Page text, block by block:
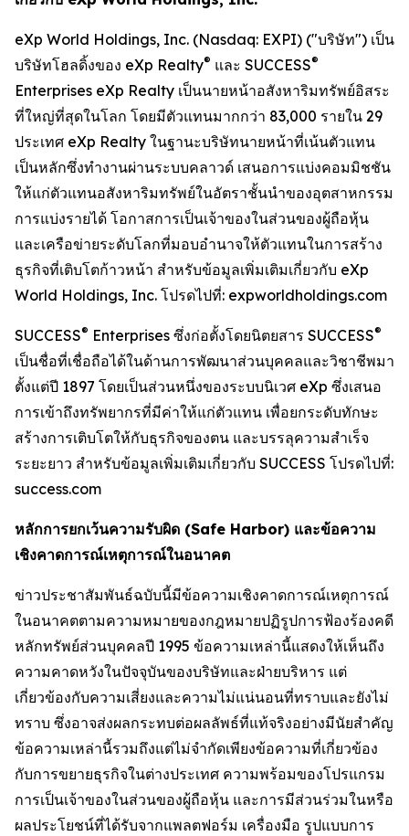
eXp World Holdings, Inc. (Nasdaq: EXPI) ("บริษัท") เป็น
บริษัทโฮลดิ้งของ eXp Realty® และ SUCCESS®
Enterprises eXp Realty เป็นนายหน้าอสังหาริมทรัพย์อิสระ
ที่ใหญ่ที่สุดในโลก โดยมีตัวแทนมากกว่า 83,000 รายใน 29
ประเทศ eXp Realty ในฐานะบริษัทนายหน้าที่เน้นตัวแทน
เป็นหลักซึ่งทำงานผ่านระบบคลาวด์ เสนอการแบ่งคอมมิชชัน
ให้แก่ตัวแทนอสังหาริมทรัพย์ในอัตราชั้นนำของอุตสาหกรรม
การแบ่งรายได้ โอกาสการเป็นเจ้าของในส่วนของผู้ถือหุ้น
และเครือข่ายระดับโลกที่มอบอำนาจให้ตัวแทนในการสร้าง
ธุรกิจที่เติบโตก้าวหน้า สำหรับข้อมูลเพิ่มเติมเกี่ยวกับ eXp
World Holdings, Inc. โปรดไปที่: expworldholdings.com
SUCCESS® Enterprises ซึ่งก่อตั้งโดยนิตยสาร SUCCESS®
เป็นชื่อที่เชื่อถือได้ในด้านการพัฒนาส่วนบุคคลและวิชาชีพมา
ตั้งแต่ปี 1897 โดยเป็นส่วนหนึ่งของระบบนิเวศ eXp ซึ่งเสนอ
การเข้าถึงทรัพยากรที่มีค่าให้แก่ตัวแทน เพื่อยกระดับทักษะ
สร้างการเติบโตให้กับธุรกิจของตน และบรรลุความสำเร็จ
ระยะยาว สำหรับข้อมูลเพิ่มเติมเกี่ยวกับ SUCCESS โปรดไปที่:
success.com
หลักการยกเว้นความรับผิด (Safe Harbor) และข้อความ
เชิงคาดการณ์เหตุการณ์ในอนาคต
ข่าวประชาสัมพันธ์ฉบับนี้มีข้อความเชิงคาดการณ์เหตุการณ์
ในอนาคตตามความหมายของกฎหมายปฏิรูปการฟ้องร้องคดี
หลักทรัพย์ส่วนบุคคลปี 1995 ข้อความเหล่านี้แสดงให้เห็นถึง
ความคาดหวังในปัจจุบันของบริษัทและฝ่ายบริหาร แต่
เกี่ยวข้องกับความเสี่ยงและความไม่แน่นอนที่ทราบและยังไม่
ทราบ ซึ่งอาจส่งผลกระทบต่อผลลัพธ์ที่แท้จริงอย่างมีนัยสำคัญ
ข้อความเหล่านี้รวมถึงแต่ไม่จำกัดเพียงข้อความที่เกี่ยวข้อง
กับการขยายธุรกิจในต่างประเทศ ความพร้อมของโปรแกรม
การเป็นเจ้าของในส่วนของผู้ถือหุ้น และการมีส่วนร่วมในหรือ
ผลประโยชน์ที่ได้รับจากแพลตฟอร์ม เครื่องมือ รูปแบบการ